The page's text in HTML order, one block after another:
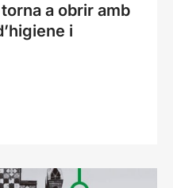
a obrir amb
i